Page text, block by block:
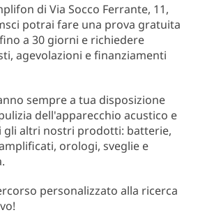
di Via Socco Ferrante, 11,
potrai fare una prova gratuita
a 30 giorni e richiedere
agevolazioni e finanziamenti
sempre a tua disposizione
dell'apparecchio acustico e
gli altri nostri prodotti: batterie,
orologi, sveglie e
personalizzato alla ricerca